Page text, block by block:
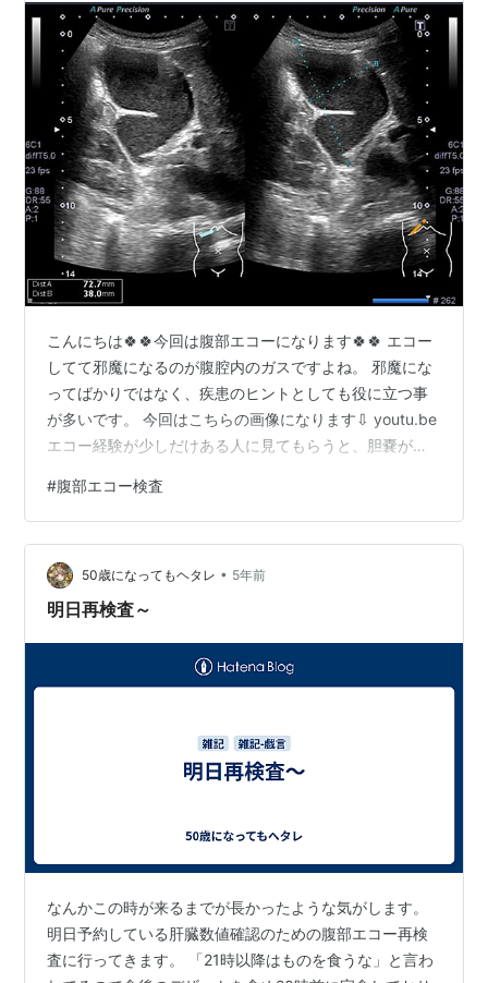
こんにちは🍀🍀今回は腹部エコーになります🍀🍀 エコー
してて邪魔になるのが腹腔内のガスですよね。 邪魔にな
ってばかりではなく、疾患のヒントとしても役に立つ事
が多いです。 今回はこちらの画像になります⇩ youtu.be
エコー経験が少しだけある人に見てもらうと、胆嚢が気
肝嚢胞も指摘することができました。 気が付いてほしい
のは肝表面にでてくるｆｒｅｅ ａｉｒです。 腹腔内遊離
ガスを認める際の８５～９５％は外科的な処置が必要と
言われているそうです。 ｆｒｅｅ ａｉｒ、できれば見逃
したくないですね。 肝表面からはじまる多重反射でｆｒ
#腹部エコー検査
50歳になってもヘタレ • 5年前
明日再検査～
なんかこの時が来るまでが長かったような気がします。
明日予約している肝臓数値確認のための腹部エコー再検
査に行ってきます。 「21時以降はものを食うな」と言わ